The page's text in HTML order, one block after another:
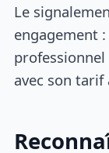
Le
engagement
avec son